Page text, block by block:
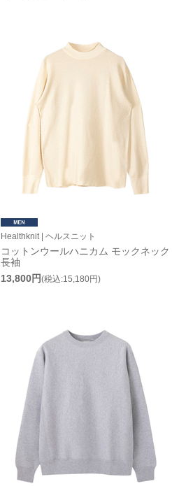
Healthknit | ヘルスニット
コットンウールハニカム モックネック
長袖
13,800円(税込:15,180円)